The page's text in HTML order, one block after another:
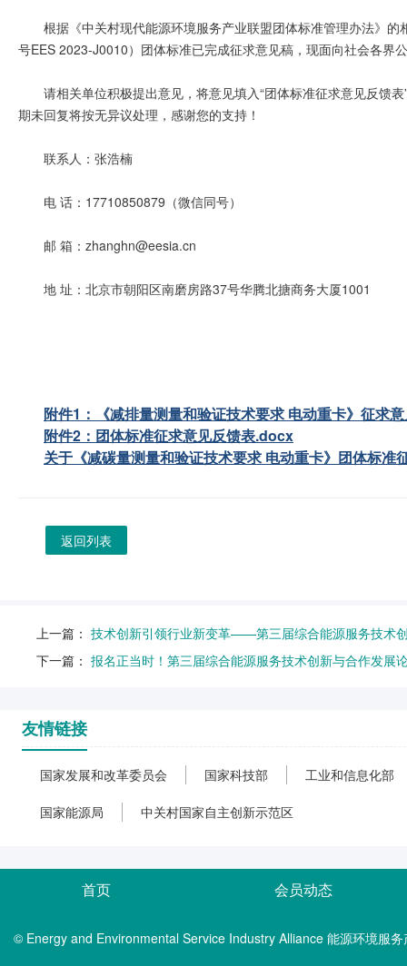
根据《中关村现代能源环境服务产业联盟团体标准管理办法》
号EES 2023-J0010） 团体标准已完成征求意见稿，现面向社会各界
请相关单位积极提出意见，将意见填入“团体标准征求意见反馈
期未回复将按无异议处理，感谢您的支持！
联系人：张浩楠
电 话：17710850879（微信同号）
邮 箱：zhanghn@eesia.cn
地 址：北京市朝阳区南磨房路37号华腾北搪商务大厦1001
附件1：《减排量测量和验证技术要求 电动重卡》征求
附件2：团体标准征求意见反馈表.docx
关于《减碳量测量和验证技术要求 电动重卡》团体标准
返回列表
上一篇： 技术创新引领行业新变革——第三届综合能源服务技术
下一篇： 报名正当时！第三届综合能源服务技术创新与合作发展
友情链接
国家发展和改革委员会 国家科技部 工业和信息化部
国家能源局 中关村国家自主创新示范区
首页 会员动态
© Energy and Environmental Service Industry Alliance 能源环境服